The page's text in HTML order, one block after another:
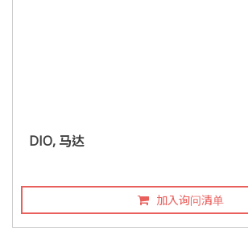
DIO, 马达
加入询问清单